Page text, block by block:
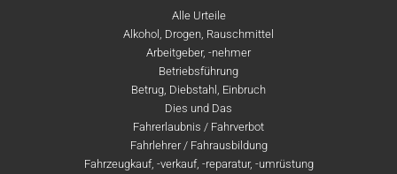
Alle Urteile
Alkohol, Drogen, Rauschmittel
Arbeitgeber, -nehmer
Betriebsführung
Betrug, Diebstahl, Einbruch
Dies und Das
Fahrerlaubnis / Fahrverbot
Fahrlehrer / Fahrausbildung
Fahrzeugkauf, -verkauf, -reparatur, -umrüstung